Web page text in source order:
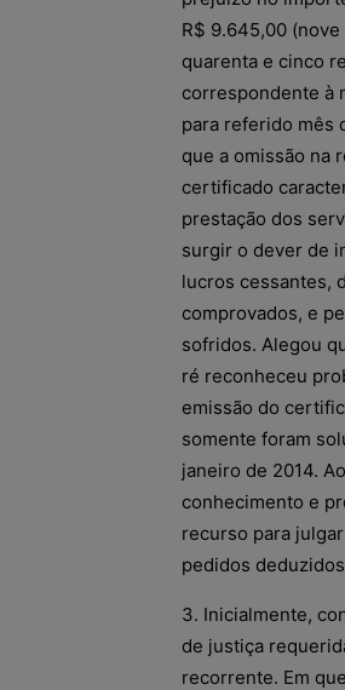
R$ 9.645,00
quarenta e cinco
correspondente à
para referido mês
que a omissão na
certificado
prestação dos
surgir o dever de
lucros cessantes,
comprovados, e
sofridos. Alegou
ré reconheceu
emissão do
somente foram
janeiro de 2014.
conhecimento e
recurso para
pedidos
3. Inicialmente,
de justiça
recorrente. Em